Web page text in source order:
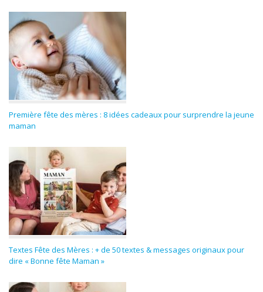
Première fête des mères : 8 idées cadeaux pour surprendre la jeune
maman
Textes Fête des Mères : + de 50 textes & messages originaux pour
dire « Bonne fête Maman »